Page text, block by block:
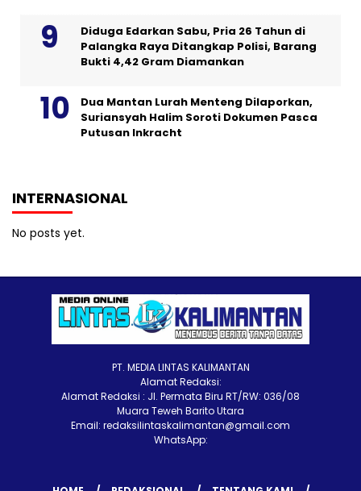
Diduga Edarkan Sabu, Pria 26 Tahun di
Palangka Raya Ditangkap Polisi, Barang
Bukti 4,42 Gram Diamankan
Dua Mantan Lurah Menteng Dilaporkan,
Suriansyah Halim Soroti Dokumen Pasca
Putusan Inkracht
INTERNASIONAL
No posts yet.
PT. MEDIA LINTAS KALIMANTAN
Alamat Redaksi:
Alamat Redaksi : Jl. Permata Biru RT/RW: 036/08
Muara Teweh Barito Utara
Email: redaksilintaskalimantan@gmail.com
WhatsApp: